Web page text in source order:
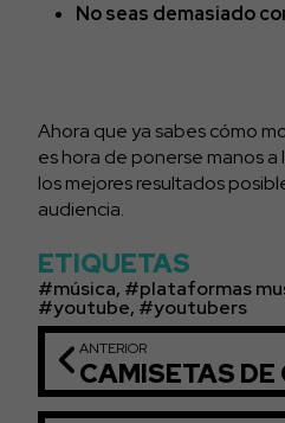
No seas demasiado
Ahora que ya sabes cómo
es hora de ponerse manos
los mejores resultados
audiencia.
ETIQUETAS
música, plataformas
youtube, youtubers
ANTERIOR